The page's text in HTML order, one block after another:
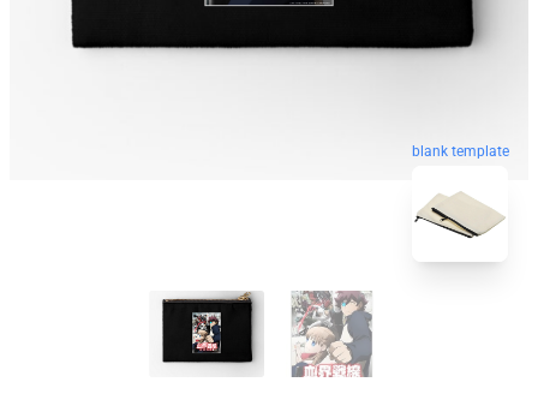
blank template